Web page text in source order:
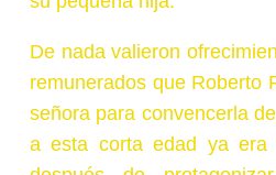
De nada valieron
remunerados que Roberto
señora para convencerla
a esta corta edad ya era